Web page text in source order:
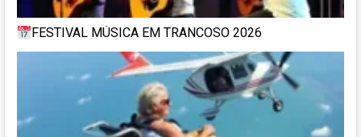
FESTIVAL MÚSICA EM TRANCOSO 2026